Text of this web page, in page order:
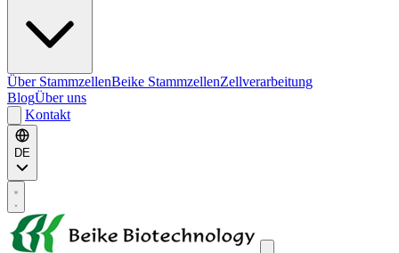
Über StammzellenBeike StammzellenZellverarbeitung
BlogÜber uns
Kontakt
DE